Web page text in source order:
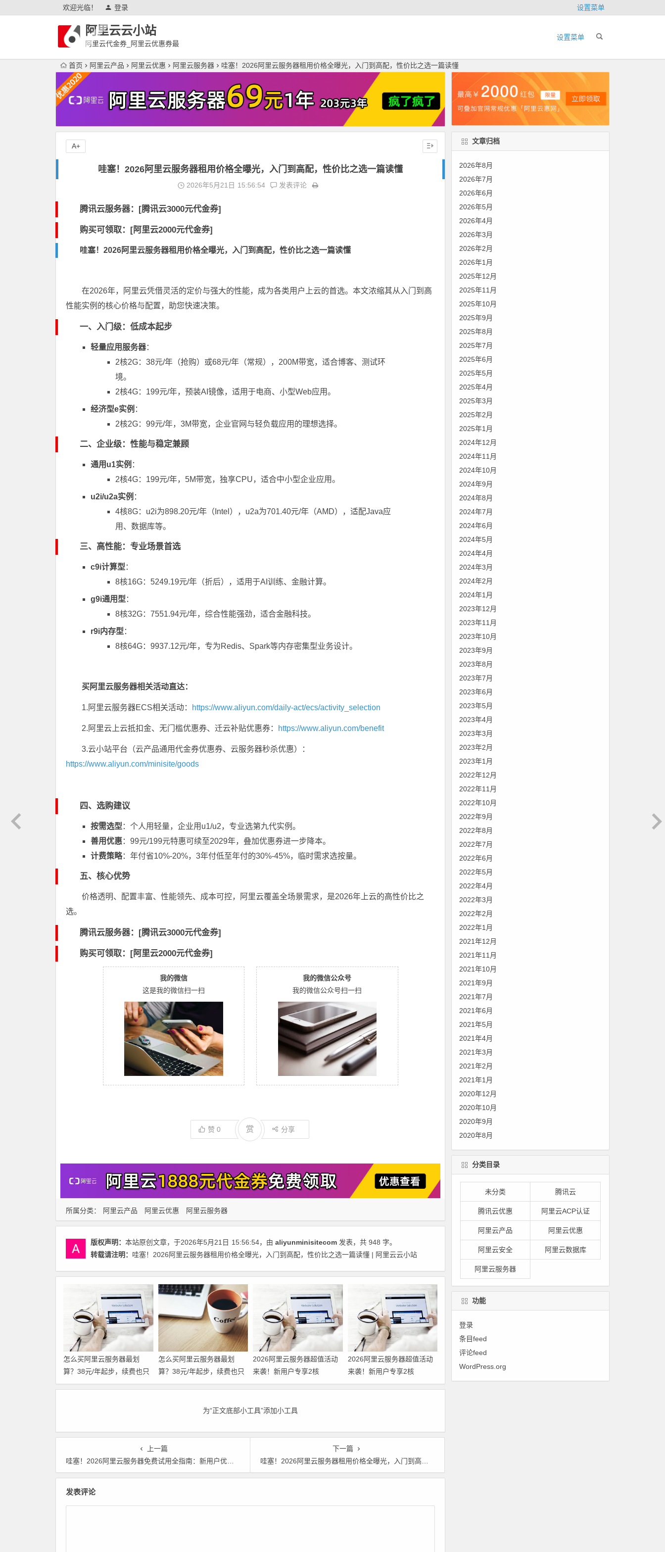
欢迎光临！ 登录 设置菜单
阿里云云小站
阿里云代金券_阿里云优惠券最
设置菜单
首页 阿里云产品 阿里云优惠 阿里云服务器 哇塞！2026阿里云服务器租用价格全曝光，入门到高配，性价比之选一篇读懂
哇塞！2026阿里云服务器租用价格全曝光，入门到高配，性价比之选一篇读懂
2026年5月21日 15:56:54 发表评论
腾讯云服务器：[腾讯云3000元代金券]
购买可领取：[阿里云2000元代金券]
哇塞！2026阿里云服务器租用价格全曝光，入门到高配，性价比之选一篇读懂
在2026年，阿里云凭借灵活的定价与强大的性能，成为各类用户上云的首选。本文浓缩其从入门到高
性能实例的核心价格与配置，助您快速决策。
一、入门级：低成本起步
轻量应用服务器：
2核2G：38元/年（抢购）或68元/年（常规），200M带宽，适合博客、测试环
境。
2核4G：199元/年，预装AI镜像，适用于电商、小型Web应用。
经济型e实例 ：
2核2G：99元/年，3M带宽，企业官网与轻负载应用的理想选择。
二、企业级：性能与稳定兼顾
通用u1实例 ：
2核4G：199元/年，5M带宽，独享CPU，适合中小型企业应用。
u2i/u2a实例 ：
4核8G：u2i为898.20元/年（Intel），u2a为701.40元/年（AMD），适配Java应
用、数据库等。
三、高性能：专业场景首选
c9i计算型 ：
8核16G：5249.19元/年（折后），适用于AI训练、金融计算。
g9i通用型 ：
8核32G：7551.94元/年，综合性能强劲，适合金融科技。
r9i内存型 ：
8核64G：9937.12元/年，专为Redis、Spark等内存密集型业务设计。
买阿里云服务器相关活动直达：
1.阿里云服务器ECS相关活动： https://www.aliyun.com/daily-act/ecs/activity_selection
2.阿里云上云抵扣金、无门槛优惠券、迁云补贴优惠券： https://www.aliyun.com/benefit
3.云小站平台（云产品通用代金券优惠券、云服务器秒杀优惠）：
https://www.aliyun.com/minisite/goods
四、选购建议
按需选型 ：个人用轻量，企业用u1/u2，专业选第九代实例。
善用优惠：99元/199元特惠可续至2029年，叠加优惠券进一步降本。
计费策略：年付省10%-20%，3年付低至年付的30%-45%，临时需求选按量。
五、核心优势
价格透明、配置丰富、性能领先、成本可控，阿里云覆盖全场景需求，是2026年上云的高性价比之
选。
腾讯云服务器：[腾讯云3000元代金券]
购买可领取：[阿里云2000元代金券]
我的微信
这是我的微信扫一扫
我的微信公众号
我的微信公众号扫一扫
赞 0 赏 分享
A+
所属分类： 阿里云产品 阿里云优惠 阿里云服务器
版权声明： 本站原创文章，于2026年5月21日 15:56:54，由 aliyunminisitecom 发表，共 948 字。
转载请注明： 哇塞！2026阿里云服务器租用价格全曝光，入门到高配，性价比之选一篇读懂 | 阿里云云小站
怎么买阿里云服务器最划
算？38元/年起步，续费也只
要99元，这份省钱攻略请收
怎么买阿里云服务器最划
算？38元/年起步，续费也只
要99元，这份省钱攻略请收
2026阿里云服务器超值活动
来袭！新用户专享2核
2G+200M带宽配置，低至38
2026阿里云服务器超值活动
来袭！新用户专享2核
2G+200M带宽配置，低至38
为“正文底部小工具”添加小工具
上一篇
哇塞！2026阿里云服务器免费试用全指南：新用户优惠、续费政策深度开扒 领代金券
下一篇
哇塞！2026阿里云服务器租用价格全曝光，入门到高配，性价比之选一篇读懂 领代金券
发表评论
文章归档
2026年8月
2026年7月
2026年6月
2026年5月
2026年4月
2026年3月
2026年2月
2026年1月
2025年12月
2025年11月
2025年10月
2025年9月
2025年8月
2025年7月
2025年6月
2025年5月
2025年4月
2025年3月
2025年2月
2025年1月
2024年12月
2024年11月
2024年10月
2024年9月
2024年8月
2024年7月
2024年6月
2024年5月
2024年4月
2024年3月
2024年2月
2024年1月
2023年12月
2023年11月
2023年10月
2023年9月
2023年8月
2023年7月
2023年6月
2023年5月
2023年4月
2023年3月
2023年2月
2023年1月
2022年12月
2022年11月
2022年10月
2022年9月
2022年8月
2022年7月
2022年6月
2022年5月
2022年4月
2022年3月
2022年2月
2022年1月
2021年12月
2021年11月
2021年10月
2021年9月
2021年7月
2021年6月
2021年5月
2021年4月
2021年3月
2021年2月
2021年1月
2020年12月
2020年10月
2020年9月
2020年8月
分类目录
未分类 腾讯云
腾讯云优惠 阿里云ACP认证
阿里云产品 阿里云优惠
阿里云安全 阿里云数据库
阿里云服务器
功能
登录
条目feed
评论feed
WordPress.org